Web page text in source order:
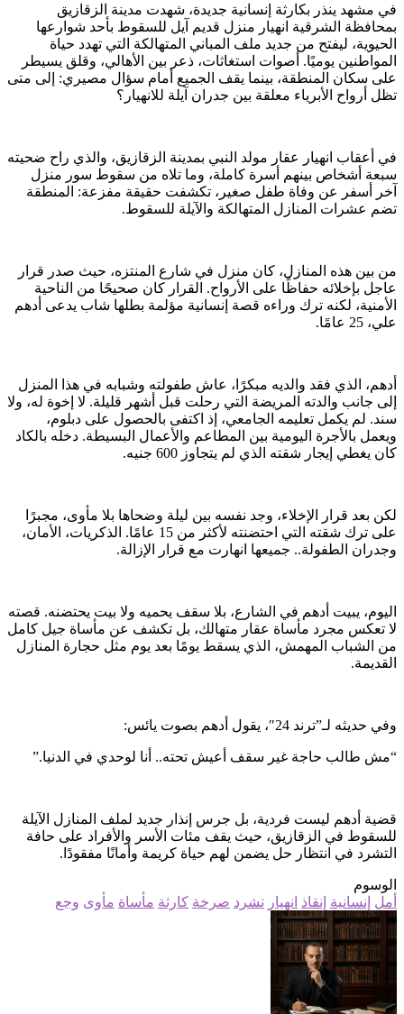
في مشهد ينذر بكارثة إنسانية جديدة، شهدت مدينة الزقازيق
بمحافظة الشرقية انهيار منزل قديم آيل للسقوط بأحد شوارعها
الحيوية، ليفتح من جديد ملف المباني المتهالكة التي تهدد حياة
المواطنين يوميًا. أصوات استغاثات، ذعر بين الأهالي، وقلق يسيطر
على سكان المنطقة، بينما يقف الجميع أمام سؤال مصيري: إلى متى
تظل أرواح الأبرياء معلقة بين جدران آيلة للانهيار؟
في أعقاب انهيار عقار مولد النبي بمدينة الزقازيق، والذي راح ضحيته
سبعة أشخاص بينهم أسرة كاملة، وما تلاه من سقوط سور منزل
آخر أسفر عن وفاة طفل صغير، تكشفت حقيقة مفزعة: المنطقة
تضم عشرات المنازل المتهالكة والآيلة للسقوط.
من بين هذه المنازل، كان منزل في شارع المنتزه، حيث صدر قرار
عاجل بإخلائه حفاظًا على الأرواح. القرار كان صحيحًا من الناحية
الأمنية، لكنه ترك وراءه قصة إنسانية مؤلمة بطلها شاب يدعى أدهم
علي، 25 عامًا.
أدهم، الذي فقد والديه مبكرًا، عاش طفولته وشبابه في هذا المنزل
إلى جانب والدته المريضة التي رحلت قبل أشهر قليلة. لا إخوة له، ولا
سند. لم يكمل تعليمه الجامعي، إذ اكتفى بالحصول على دبلوم،
ويعمل بالأجرة اليومية بين المطاعم والأعمال البسيطة. دخله بالكاد
كان يغطي إيجار شقته الذي لم يتجاوز 600 جنيه.
لكن بعد قرار الإخلاء، وجد نفسه بين ليلة وضحاها بلا مأوى، مجبرًا
على ترك شقته التي احتضنته لأكثر من 15 عامًا. الذكريات، الأمان،
وجدران الطفولة.. جميعها انهارت مع قرار الإزالة.
اليوم، يبيت أدهم في الشارع، بلا سقف يحميه ولا بيت يحتضنه. قصته
لا تعكس مجرد مأساة عقار متهالك، بل تكشف عن مأساة جيل كامل
من الشباب المهمش، الذي يسقط يومًا بعد يوم مثل حجارة المنازل
القديمة.
وفي حديثه لـ”ترند 24″، يقول أدهم بصوت يائس:
“مش طالب حاجة غير سقف أعيش تحته.. أنا لوحدي في الدنيا.”
قضية أدهم ليست فردية، بل جرس إنذار جديد لملف المنازل الآيلة
للسقوط في الزقازيق، حيث يقف مئات الأسر والأفراد على حافة
التشرد في انتظار حل يضمن لهم حياة كريمة وأمانًا مفقودًا.
الوسوم
أمل إنسانية إنقاذ انهيار تشرد صرخة كارثة مأساة مأوى وجع